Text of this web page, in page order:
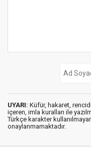
UYARI: Küfür, hakaret,
içeren, imla kuralları ile
Türkçe karakter
onaylanmamaktadır.